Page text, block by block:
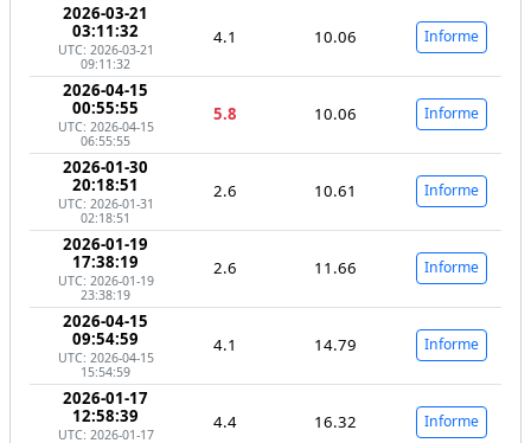
2026-03-21
03:11:32
UTC: 2026-03-21
09:11:32
4.1 10.06 Informe
2026-04-15
00:55:55
UTC: 2026-04-15
06:55:55
5.8 10.06 Informe
2026-01-30
20:18:51
UTC: 2026-01-31
02:18:51
2.6 10.61 Informe
2026-01-19
17:38:19
UTC: 2026-01-19
23:38:19
2.6 11.66 Informe
2026-04-15
09:54:59
UTC: 2026-04-15
15:54:59
4.1 14.79 Informe
2026-01-17
12:58:39
UTC: 2026-01-17
4.4 16.32 Informe